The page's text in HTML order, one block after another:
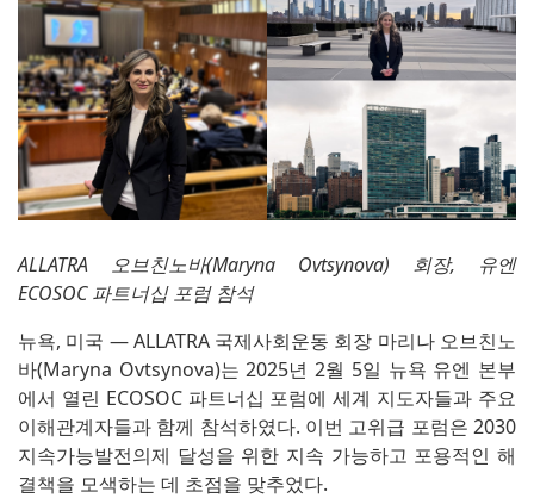
ALLATRA 오브친노바(Maryna Ovtsynova) 회장, 유엔
ECOSOC 파트너십 포럼 참석
뉴욕, 미국 — ALLATRA 국제사회운동 회장 마리나 오브친노
바(Maryna Ovtsynova)는 2025년 2월 5일 뉴욕 유엔 본부
에서 열린 ECOSOC 파트너십 포럼에 세계 지도자들과 주요
이해관계자들과 함께 참석하였다. 이번 고위급 포럼은 2030
지속가능발전의제 달성을 위한 지속 가능하고 포용적인 해
결책을 모색하는 데 초점을 맞추었다.